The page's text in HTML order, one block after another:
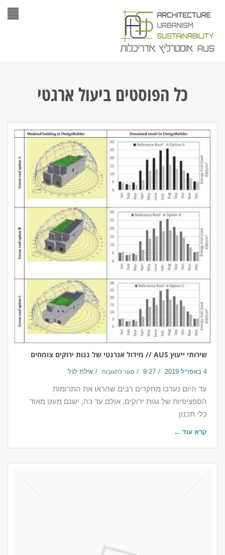
כל הפוסטים ביעול ארגטי
שירותי ייעוץ AUS // מידול אנרגטי של גגות ירוקים צומחים
4 באפריל 2019 9:27 סגור לתגובות אילת לנל
עד היום נערכו מחקרים רבים שהראו את התרומות
הספציפיות של גגות ירוקים, אולם עד כה, ישנם מעט מאוד
כלי תכנון
קרא עוד ←